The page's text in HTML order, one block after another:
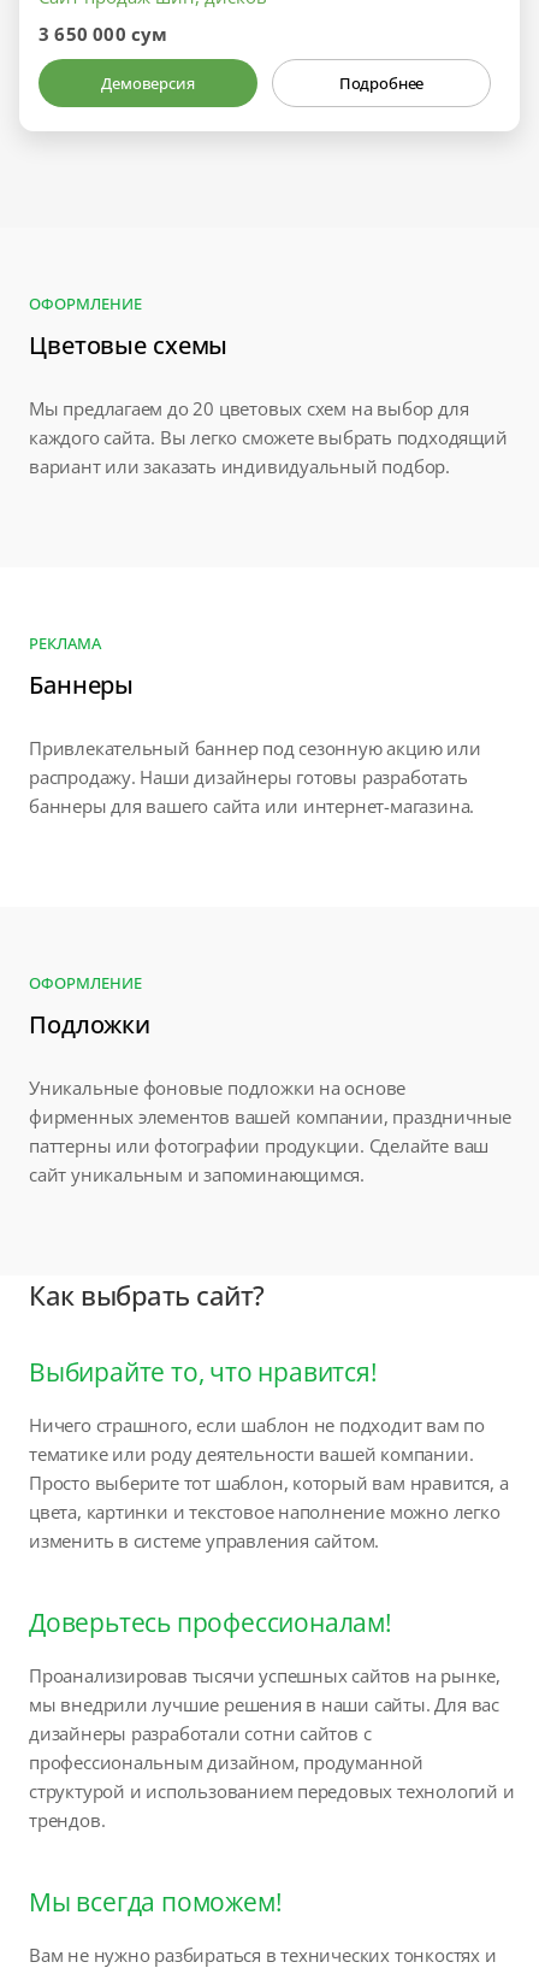
3 650 000 сум
Демоверсия Подробнее
ОФОРМЛЕНИЕ
Цветовые схемы
Мы предлагаем до 20 цветовых схем на выбор для
каждого сайта. Вы легко сможете выбрать подходящий
вариант или заказать индивидуальный подбор.
РЕКЛАМА
Баннеры
Привлекательный баннер под сезонную акцию или
распродажу. Наши дизайнеры готовы разработать
баннеры для вашего сайта или интернет-магазина.
ОФОРМЛЕНИЕ
Подложки
Уникальные фоновые подложки на основе
фирменных элементов вашей компании, праздничные
паттерны или фотографии продукции. Сделайте ваш
сайт уникальным и запоминающимся.
Как выбрать сайт?
Выбирайте то, что нравится!
Ничего страшного, если шаблон не подходит вам по
тематике или роду деятельности вашей компании.
Просто выберите тот шаблон, который вам нравится, а
цвета, картинки и текстовое наполнение можно легко
изменить в системе управления сайтом.
Доверьтесь профессионалам!
Проанализировав тысячи успешных сайтов на рынке,
мы внедрили лучшие решения в наши сайты. Для вас
дизайнеры разработали сотни сайтов с
профессиональным дизайном, продуманной
структурой и использованием передовых технологий и
трендов.
Мы всегда поможем!
Вам не нужно разбираться в технических тонкостях и